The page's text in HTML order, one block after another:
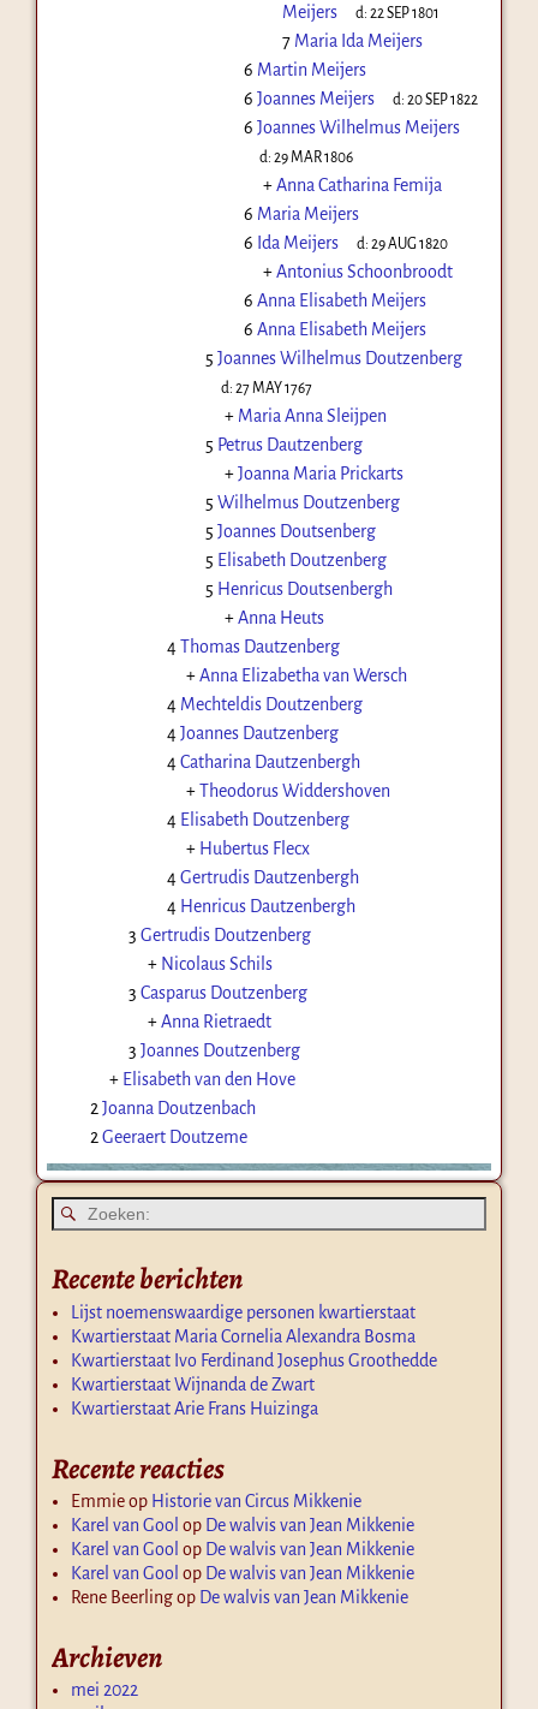
Meijers
d:22 SEP 1801
7 Maria Ida Meijers
6 Martin Meijers
6 Joannes Meijers d:20 SEP 1822
6 Joannes Wilhelmus Meijers
d:29 MAR 1806
+Anna Catharina Femija
6 Maria Meijers
6 Ida Meijers d:29 AUG 1820
+Antonius Schoonbroodt
6 Anna Elisabeth Meijers
6 Anna Elisabeth Meijers
5 Joannes Wilhelmus Doutzenberg
d:27 MAY 1767
+ Maria Anna Sleijpen
5 Petrus Dautzenberg
+Joanna Maria Prickarts
5 Wilhelmus Doutzenberg
5 Joannes Doutsenberg
5 Elisabeth Doutzenberg
5 Henricus Doutsenbergh
+Anna Heuts
4Thomas Dautzenberg
+Anna Elizabetha van Wersch
4 Mechteldis Doutzenberg
4Joannes Dautzenberg
4Catharina Dautzenbergh
+Theodorus Widdershoven
4 Elisabeth Doutzenberg
+ Hubertus Flecx
4Gertrudis Dautzenbergh
4 Henricus Dautzenbergh
3 Gertrudis Doutzenberg
+ Nicolaus Schils
3 Casparus Doutzenberg
+Anna Rietraedt
3 Joannes Doutzenberg
+ Elisabeth van den Hove
2 Joanna Doutzenbach
2 Geeraert Doutzeme
Recente berichten
Lijst noemenswaardige personen kwartierstaat
Kwartierstaat Maria Cornelia Alexandra Bosma
Kwartierstaat Ivo Ferdinand Josephus Groothedde
Kwartierstaat Wijnanda de Zwart
Kwartierstaat Arie Frans Huizinga
Recente reacties
Emmieop Historie van Circus Mikkenie
Karel van Gool op De walvis van Jean Mikkenie
Karel van Gool op De walvis van Jean Mikkenie
Karel van Gool op De walvis van Jean Mikkenie
Rene Beerlingop De walvis van Jean Mikkenie
Archieven
mei 2022